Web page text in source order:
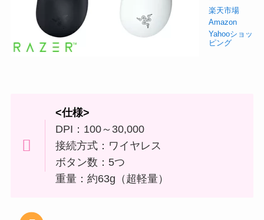
楽天市場
Amazon
Yahooショッ
ピング
<仕様>
DPI：100～30,000
接続方式：ワイヤレス
ボタン数：5つ
重量：約63g（超軽量）